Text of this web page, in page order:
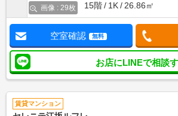
画像 : 29枚
15階
1K 26.86㎡
空室確認 無料
お店にLINEで相談
賃貸マンション